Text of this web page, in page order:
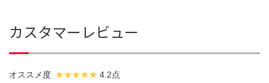
カスタマーレビュー
オススメ度 4.2点